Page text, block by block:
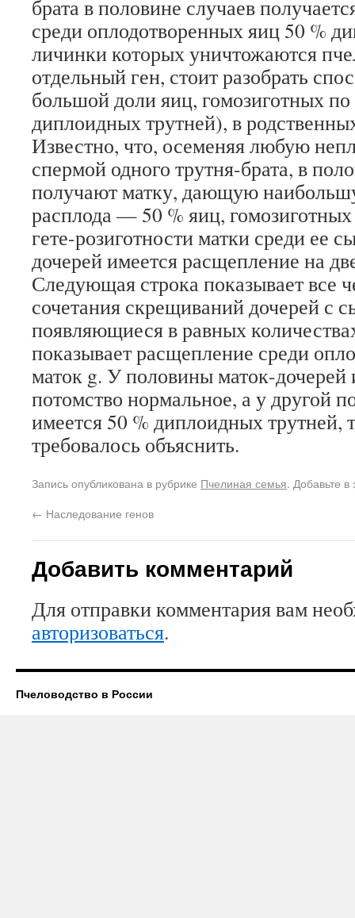
брата в половине случаев
среди оплодотворенных яиц 50 %
личинки которых уничтожаются
отдельный ген, стоит разобрать
большой доли яиц, гомозиготных по
диплоидных трутней), в
Известно, что, осеменяя любую
спермой одного трутня-брата, в
получают матку, дающую
расплода — 50 % яиц,
гете-розиготности матки среди ее
дочерей имеется расщепление на
Следующая строка показывает все
сочетания скрещиваний дочерей с
появляющиеся в равных
показывает расщепление среди
маток g. У половины маток-дочерей
потомство нормальное, а у другой
имеется 50 % диплоидных трутней,
требовалось объяснить.
Запись опубликована в рубрике Пчелиная семья. Добавьте в
← Наследование генов
Добавить комментарий
Для отправки комментария вам
авторизоваться.
Пчеловодство в России